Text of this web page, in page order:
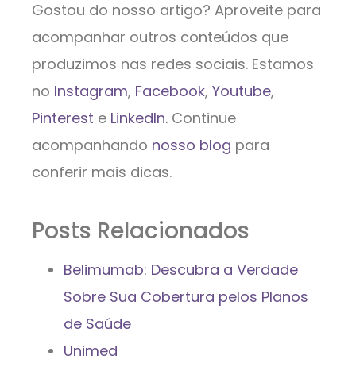
Gostou do nosso artigo? Aproveite para
acompanhar outros conteúdos que
produzimos nas redes sociais. Estamos
no Instagram, Facebook, Youtube,
Pinterest e LinkedIn. Continue
acompanhando nosso blog para
conferir mais dicas.
Posts Relacionados
Belimumab: Descubra a Verdade
Sobre Sua Cobertura pelos Planos
de Saúde
Unimed